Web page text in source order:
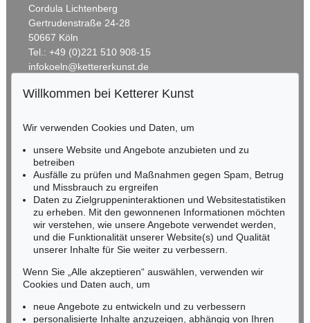
Auktion 499 - Lot 75
Ergebnis:€ 65.000
Auktion 282 - Lot 892
Ergebnis:€ 59.800
Auktion 522 - Lot 404
Im Lehnstuhl Sitzende von vorne , 1904
Auktion 392 - Lot 16
Liebespaar, 1908
Cordula Lichtenberg
Gertrudenstraße 24-28
50667 Köln
Tel.: +49 (0)221 510 908-15
infokoeln@kettererkunst.de
RHEINLAND-PFALZ
Miriam Heß
Tel.: +49 (0)62 21 58 80-038
Fax: +49 (0)62 21 58 80-595
infoheidelberg@kettererkunst.de
NORDDEUTSCHLAND
Nico Kassel, M.A.
Tel.: +49 (0)89 55244-164
Mobil: +49 (0)171 8618661
n.kassel@kettererkunst.de
Willkommen bei Ketterer Kunst
Wir verwenden Cookies und Daten, um
unsere Website und Angebote anzubieten und zu
betreiben
Ausfälle zu prüfen und Maßnahmen gegen Spam, Betrug
und Missbrauch zu ergreifen
Daten zu Zielgruppeninteraktionen und Websitestatistiken
zu erheben. Mit den gewonnenen Informationen möchten
wir verstehen, wie unsere Angebote verwendet werden,
und die Funktionalität unserer Website(s) und Qualität
unserer Inhalte für Sie weiter zu verbessern.
Wenn Sie „Alle akzeptieren“ auswählen, verwenden wir
Cookies und Daten auch, um
neue Angebote zu entwickeln und zu verbessern
personalisierte Inhalte anzuzeigen, abhängig von Ihren